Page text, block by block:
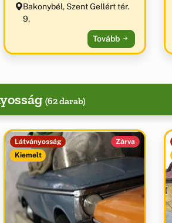
Bakonybél, Szent Gellért tér.
9.
Tovább
(62 darab)
Látványosság
Kiemelt
Zárva